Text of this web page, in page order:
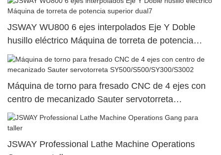
JSWAY WU800 6 ejes interpolados Eje Y Doble
husillo eléctrico Máquina de torreta de potencia
superior dual7
Máquina de torno para fresado CNC de 4 ejes con
centro de mecanizado Sauter servotorreta
SY500/S500/SY300/S3002
JSWAY Professional Lathe Machine Operations